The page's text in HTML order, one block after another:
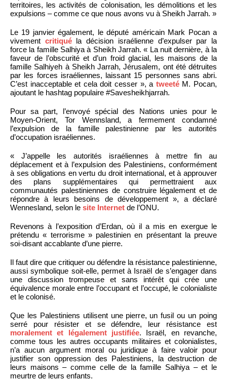
territoires, les activités de colonisation, les démolitions et les
expulsions – comme ce que nous avons vu à Sheikh Jarrah. »
Le 19 janvier également, le député américain Mark Pocan a
vivement critiquéla décision israélienne d’expulser par la
force la famille Salhiya à Sheikh Jarrah. « La nuit dernière, à la
faveur de l’obscurité et d’un froid glacial, les maisons de la
famille Salhiyeh à Sheikh Jarrah, Jérusalem, ont été détruites
par les forces israéliennes, laissant 15 personnes sans abri.
C’est inacceptable et cela doit cesser », a tweetéM. Pocan,
ajoutant le hashtag populaire #Savesheikhjarrah.
Pour sa part, l’envoyé spécial des Nations unies pour le
Moyen-Orient, Tor Wennsland, a fermement condamné
l’expulsion de la famille palestinienne par les autorités
d’occupation israéliennes.
« J’appelle les autorités israéliennes à mettre fin au
déplacement et à l’expulsion des Palestiniens, conformément
à ses obligations en vertu du droit international, et à approuver
des plans supplémentaires qui permettraient aux
communautés palestiniennes de construire légalement et de
répondre à leurs besoins de développement », a déclaré
Wennesland, selon le site Internet de l’ONU.
Revenons à l’exposition d’Erdan, où il a mis en exergue le
prétendu « terrorisme » palestinien en présentant la preuve
soi-disant accablante d’une pierre.
Il faut dire que critiquer ou défendre la résistance palestinienne,
aussi symbolique soit-elle, permet à Israël de s’engager dans
une discussion trompeuse et sans intérêt qui crée une
équivalence morale entre l’occupant et l’occupé, le colonialiste
et le colonisé.
Que les Palestiniens utilisent une pierre, un fusil ou un poing
serré pour résister et se défendre, leur résistance est
moralement et légalement justifiée. Israël, en revanche,
comme tous les autres occupants militaires et colonialistes,
n’a aucun argument moral ou juridique à faire valoir pour
justifier son oppression des Palestiniens, la destruction de
leurs maisons – comme celle de la famille Salhiya – et le
meurtre de leurs enfants.